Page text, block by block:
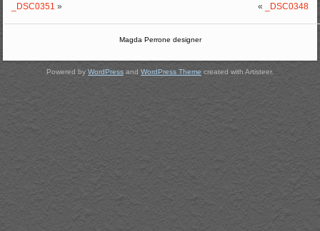
_DSC0351 » « _DSC0348
Magda Perrone designer
Powered by WordPress and WordPress Theme created with Artisteer.